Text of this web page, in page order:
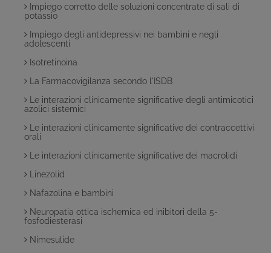
Impiego corretto delle soluzioni concentrate di sali di
potassio
Impiego degli antidepressivi nei bambini e negli
adolescenti
Isotretinoina
La Farmacovigilanza secondo l'ISDB
Le interazioni clinicamente significative degli antimicotici
azolici sistemici
Le interazioni clinicamente significative dei contraccettivi
orali
Le interazioni clinicamente significative dei macrolidi
Linezolid
Nafazolina e bambini
Neuropatia ottica ischemica ed inibitori della 5-
fosfodiesterasi
Nimesulide